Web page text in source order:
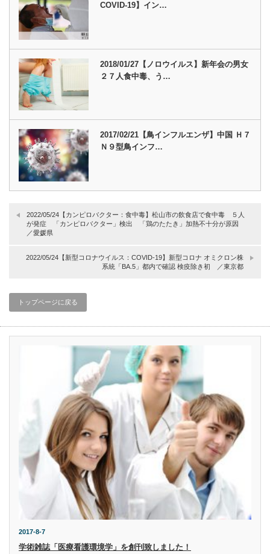
COVID-19】イン…
2018/01/27【ノロウイルス】新年会の男女
２７人食中毒、う…
2017/02/21【鳥インフルエンザ】中国 Ｈ７
Ｎ９型鳥インフ…
2022/05/24【カンピロバクター：食中毒】松山市の飲食店で食中毒 ５人
が発症 「カンピロバクター」検出 「鶏のたたき」加熱不十分が原因
／愛媛県
2022/05/24【新型コロナウイルス：COVID-19】新型コロナ オミクロン株
系統「BA.5」都内で確認 検疫除き初 ／東京都
トップページに戻る
2017-8-7
学術雑誌「医療看護環境学」を創刊致しました！